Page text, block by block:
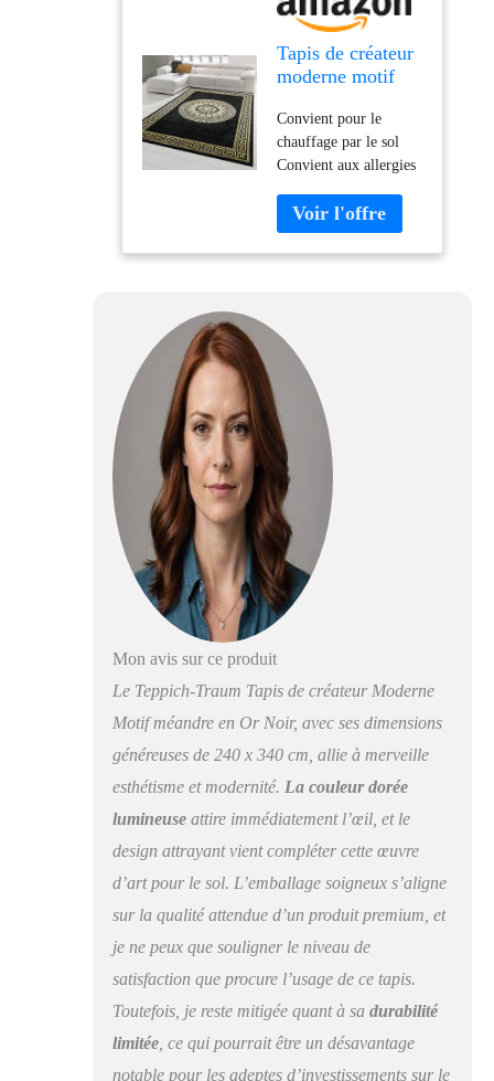
Tapis de créateur
moderne motif
noir Größe 240 x
340 cm
Convient pour le
chauffage par le sol
Convient aux allergies
nocives Certifié Oeko-
Tex 30% polyester,
70% polypropylène
Mon avis sur ce produit
Le Teppich-Traum Tapis de créateur Moderne
Motif méandre en Or Noir, avec ses dimensions
généreuses de 240 x 340 cm, allie à merveille
esthétisme et modernité. La couleur dorée
lumineuseattire immédiatement l’œil, et le
design attrayant vient compléter cette œuvre
d’art pour le sol. L’emballage soigneux s’aligne
sur la qualité attendue d’un produit premium, et
je ne peux que souligner le niveau de
satisfaction que procure l’usage de ce tapis.
Toutefois, je reste mitigée quant à sa durabilité
limitée, ce qui pourrait être un désavantage
notable pour les adeptes d’investissements sur le